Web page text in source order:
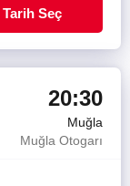
Tarih Seç
20:30
Muğla
Muğla Otogarı